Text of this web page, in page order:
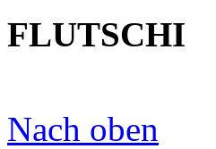
FLUTSCHI
Nach oben